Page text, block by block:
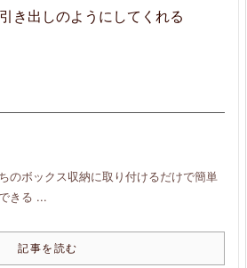
き出しのようにしてくれる
のボックス収納に取り付けるだけで簡単
きる ...
記事を読む